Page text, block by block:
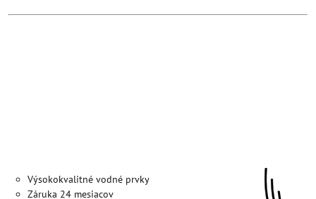
Výsokokvalitné vodné prvky
Záruka 24 mesiacov